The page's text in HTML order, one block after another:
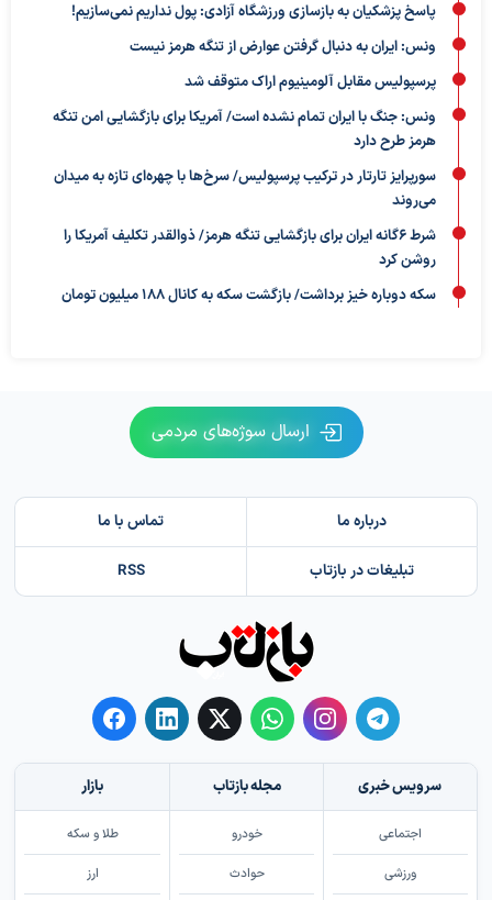
پاسخ پزشکیان به بازسازی ورزشگاه آزادی: پول نداریم نمی‌سازیم!
ونس: ایران به دنبال گرفتن عوارض از تنگه هرمز نیست
پرسپولیس مقابل آلومینیوم اراک متوقف شد
ونس: جنگ با ایران تمام نشده است/ آمریکا برای بازگشایی امن تنگه
هرمز طرح دارد
سورپرایز تارتار در ترکیب پرسپولیس/ سرخ‌ها با چهره‌ای تازه به میدان
می‌روند
شرط ۶گانه ایران برای بازگشایی تنگه هرمز/ ذوالقدر تکلیف آمریکا را
روشن کرد
سکه دوباره خیز برداشت/ بازگشت سکه به کانال ۱۸۸ میلیون تومان
ارسال سوژه‌های مردمی
درباره ما تماس با ما
تبلیغات در بازتاب RSS
سرویس خبری
اجتماعی
ورزشی
مجله بازتاب
خودرو
حوادث
بازار
طلا و سکه
ارز